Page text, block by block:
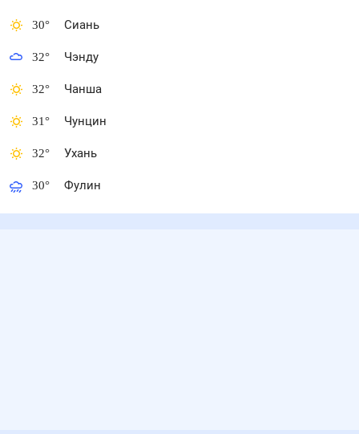
30° Сиань
32° Чэнду
32° Чанша
31° Чунцин
32° Ухань
30° Фулин